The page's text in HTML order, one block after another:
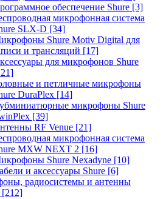
обеспечение Shure [3]
микрофонная система
SLX-D [34]
Shure Motiv Digital для
и трансляций [17]
для микрофонов Shure
и петличные микрофоны
DuraPlex [14]
микрофоны Shure
[39]
RF Venue [21]
микрофонная система
MXW NEXT 2 [16]
Shure Nexadyne [10]
и аксессуары Shure [6]
радиосистемы и антенны
[212]